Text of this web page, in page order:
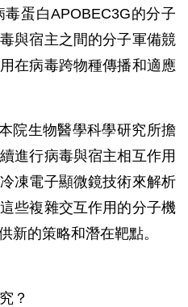
蛋白APOBEC3G的分子
與宿主之間的分子軍備競
在病毒跨物種傳播和適應
院生物醫學科學研究所擔
進行病毒與宿主相互作用
凍電子顯微鏡技術來解析
些複雜交互作用的分子機
新的策略和潛在靶點。
？